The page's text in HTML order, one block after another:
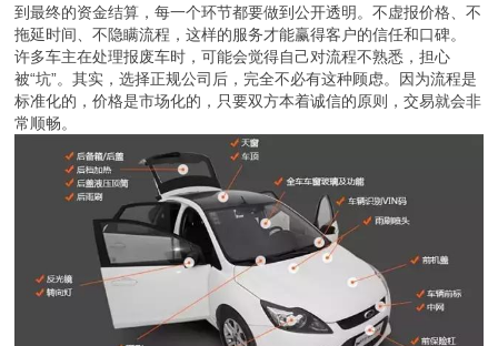
到最终的资金结算，每一个环节都要做到公开透明。不虚报价格、不
拖延时间、不隐瞒流程，这样的服务才能赢得客户的信任和口碑。
许多车主在处理报废车时，可能会觉得自己对流程不熟悉，担心
被“坑”。其实，选择正规公司后，完全不必有这种顾虑。因为流程是
标准化的，价格是市场化的，只要双方本着诚信的原则，交易就会非
常顺畅。